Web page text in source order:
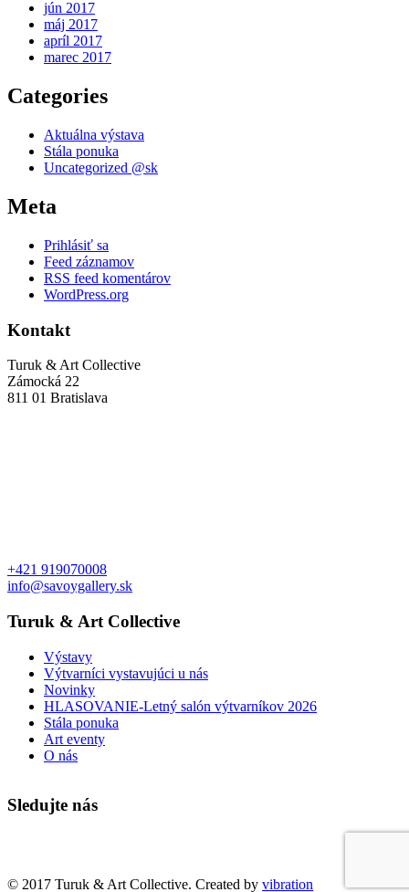
jún 2017
máj 2017
apríl 2017
marec 2017
Categories
Aktuálna výstava
Stála ponuka
Uncategorized @sk
Meta
Prihlásiť sa
Feed záznamov
RSS feed komentárov
WordPress.org
Kontakt
Turuk & Art Collective
Zámocká 22
811 01 Bratislava
+421 919070008
info@savoygallery.sk
Turuk & Art Collective
Výstavy
Výtvarníci vystavujúci u nás
Novinky
HLASOVANIE-Letný salón výtvarníkov 2026
Stála ponuka
Art eventy
O nás
Sledujte nás
© 2017 Turuk & Art Collective. Created by vibration